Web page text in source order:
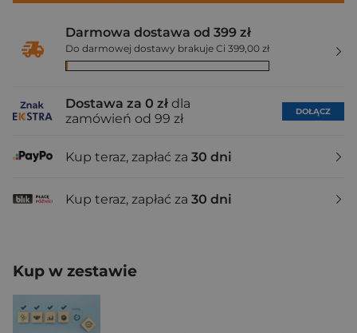
Darmowa dostawa od 399 zł
Do darmowej dostawy brakuje Ci 399,00 zł
Dostawa za 0 zł dla
zamówień od 99 zł
DOŁĄCZ
Kup teraz, zapłać za 30 dni
Kup teraz, zapłać za 30 dni
Kup w zestawie